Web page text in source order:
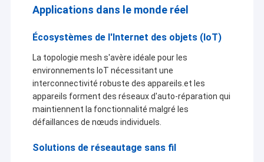
Applications dans le monde réel
Écosystèmes de l'Internet des objets (IoT)
La topologie mesh s'avère idéale pour les
environnements IoT nécessitant une
interconnectivité robuste des appareils.et les
appareils forment des réseaux d'auto-réparation qui
maintiennent la fonctionnalité malgré les
défaillances de nœuds individuels.
Solutions de réseautage sans fil